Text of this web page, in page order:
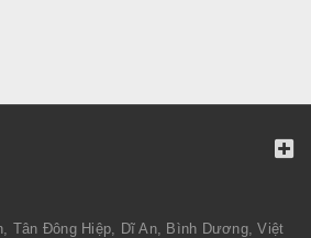
Tân Đông Hiệp, Dĩ An, Bình Dương, Việt